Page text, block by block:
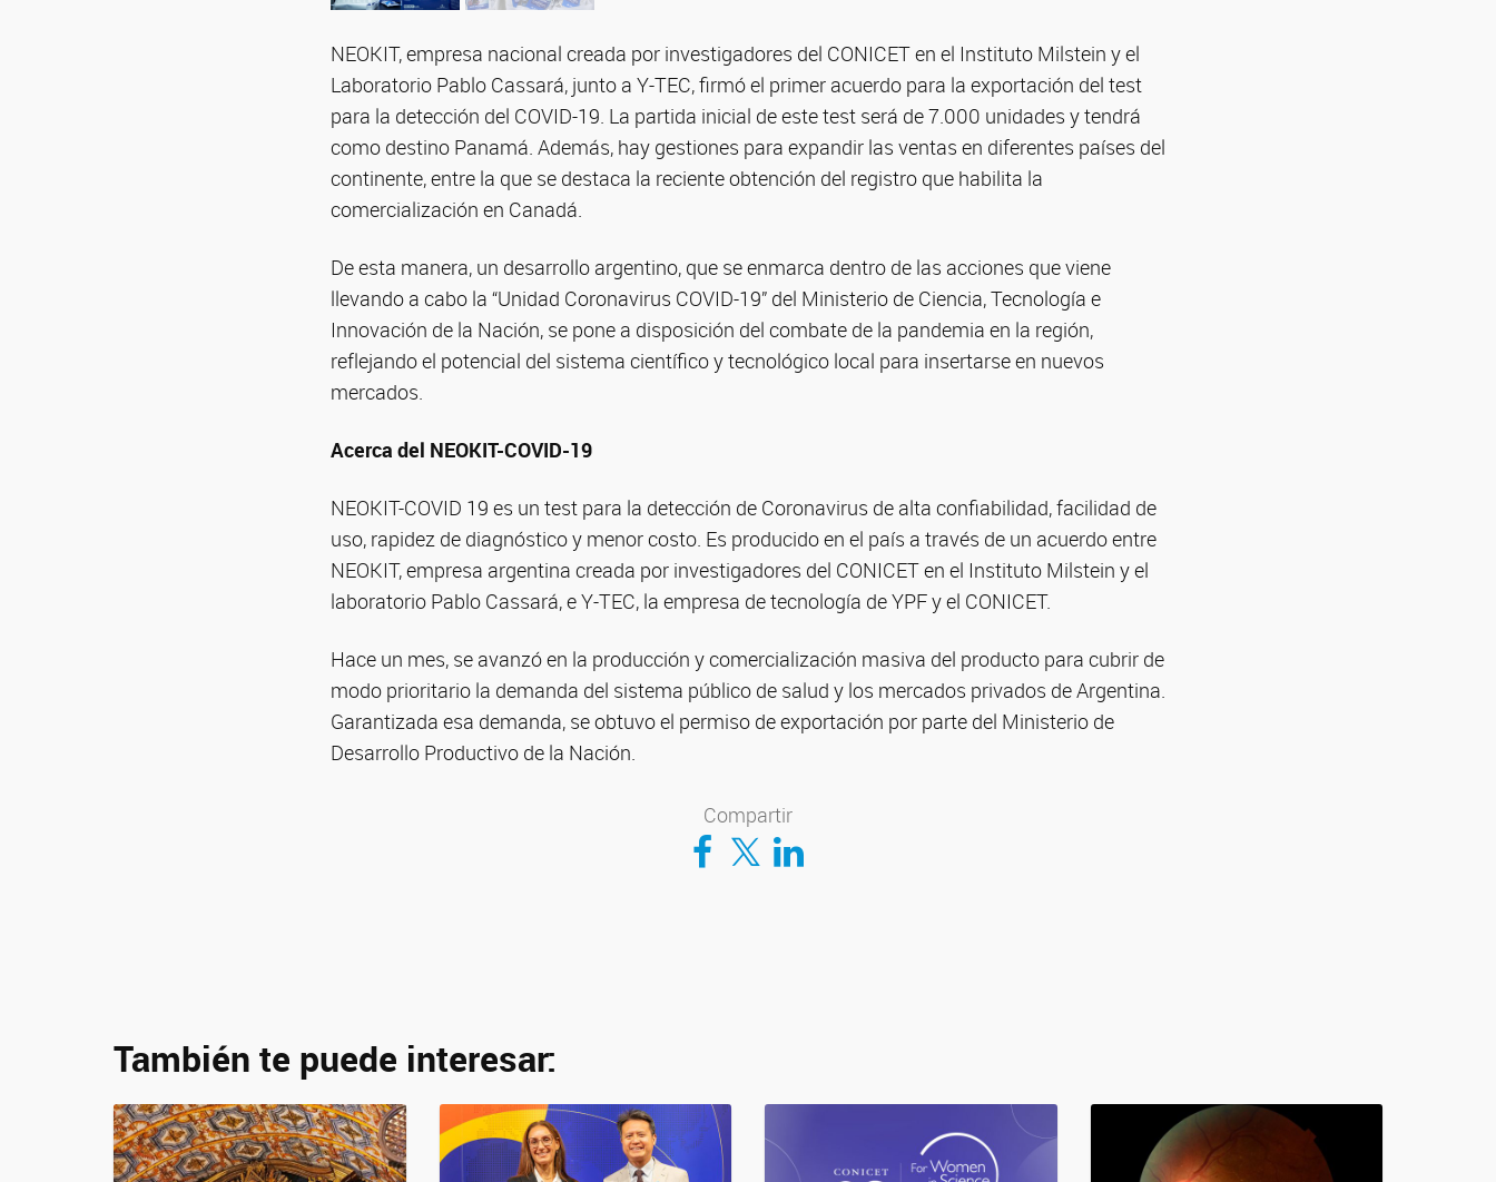
NEOKIT, empresa nacional creada por investigadores del CONICET en el Instituto Milstein y el
Laboratorio Pablo Cassará, junto a Y-TEC, firmó el primer acuerdo para la exportación del test
para la detección del COVID-19. La partida inicial de este test será de 7.000 unidades y tendrá
como destino Panamá. Además, hay gestiones para expandir las ventas en diferentes países del
continente, entre la que se destaca la reciente obtención del registro que habilita la
comercialización en Canadá.
De esta manera, un desarrollo argentino, que se enmarca dentro de las acciones que viene
llevando a cabo la “Unidad Coronavirus COVID-19” del Ministerio de Ciencia, Tecnología e
Innovación de la Nación, se pone a disposición del combate de la pandemia en la región,
reflejando el potencial del sistema científico y tecnológico local para insertarse en nuevos
mercados.
Acerca del NEOKIT-COVID-19
NEOKIT-COVID 19 es un test para la detección de Coronavirus de alta confiabilidad, facilidad de
uso, rapidez de diagnóstico y menor costo. Es producido en el país a través de un acuerdo entre
NEOKIT, empresa argentina creada por investigadores del CONICET en el Instituto Milstein y el
laboratorio Pablo Cassará, e Y-TEC, la empresa de tecnología de YPF y el CONICET.
Hace un mes, se avanzó en la producción y comercialización masiva del producto para cubrir de
modo prioritario la demanda del sistema público de salud y los mercados privados de Argentina.
Garantizada esa demanda, se obtuvo el permiso de exportación por parte del Ministerio de
Desarrollo Productivo de la Nación.
Compartir
Compartir en Facebook
Compartir en TwitterCompartir en LinkedIn
También te puede interesar: